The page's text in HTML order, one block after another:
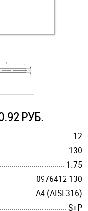
РУБ.
12
130
1.75
0976412 130
A4 (AISI 316)
S+P